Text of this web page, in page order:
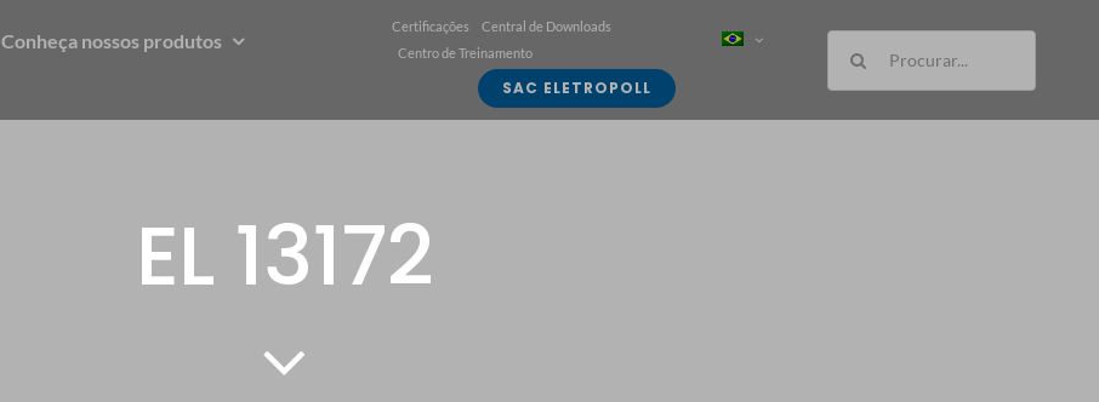
Conheça nossos produtos
Certificações
Central de Downloads
Centro de Treinamento
SAC ELETROPOLL
Buscar
resultados
para:
EL 13172